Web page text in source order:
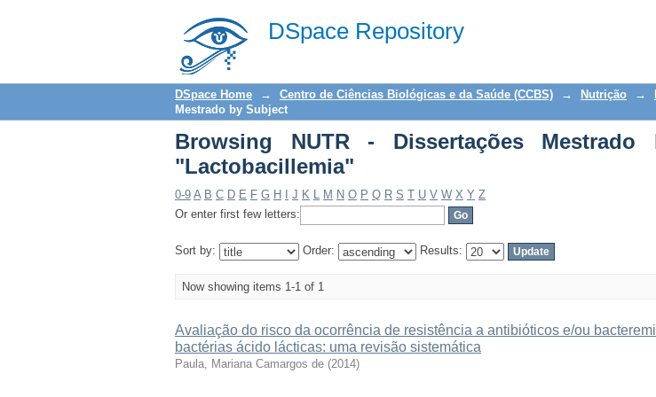
DSpace Repository
Browsing NUTR - Dissertações Mestrado by
DSpace Home → Centro de Ciências Biológicas e da Saúde (CCBS) → Nutrição →
Mestrado by Subject
Browsing NUTR - Dissertações Mestrado
"Lactobacillemia"
0-9 A B C D E F G H J K L M N O P Q R S T U V W X Y Z
Or enter first few letters:
Sort by: Order: Results:
Now showing items 1-1 of 1
Avaliação do risco da ocorrência de resistência a antibióticos e/ou
bactérias ácido lácticas: uma revisão sistemática
Paula, Mariana Camargos de (2014)